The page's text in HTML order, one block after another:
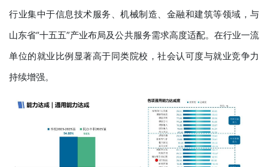
行业集中于信息技术服务、机械制造、金融和建筑等领域，与
山东省“十五五”产业布局及公共服务需求高度适配。在行业一流
单位的就业比例显著高于同类院校，社会认可度与就业竞争力
持续增强。